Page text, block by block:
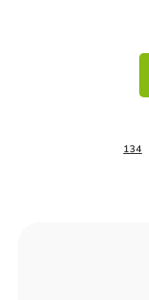
134